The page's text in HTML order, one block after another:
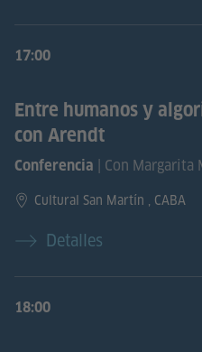
17:00
Entre humanos y
con Arendt
Conferencia | Con Margarita
Cultural San Martín , CABA
Detalles
18:00